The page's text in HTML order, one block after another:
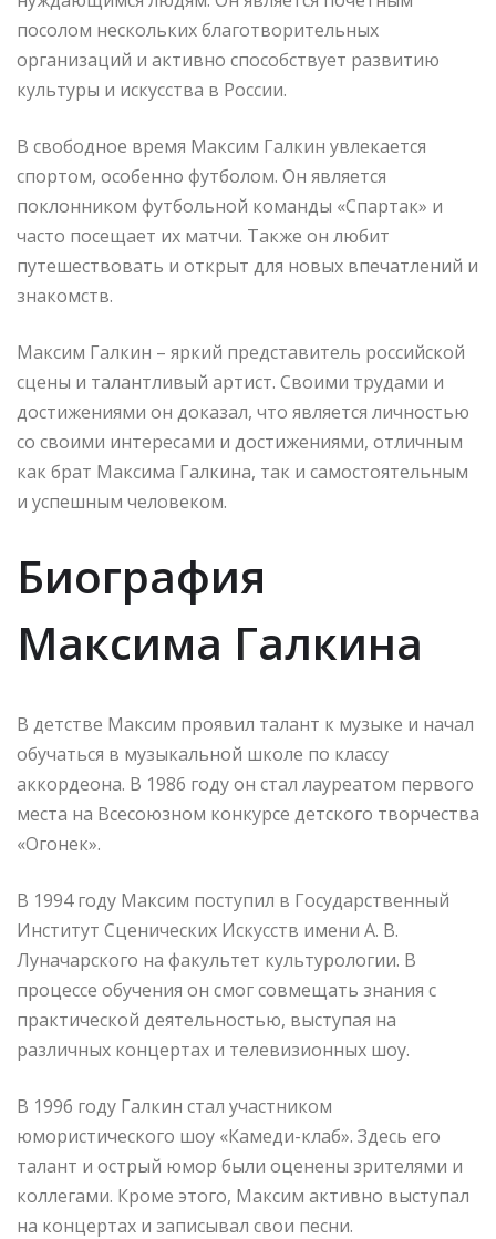
посолом нескольких благотворительных
организаций и активно способствует развитию
культуры и искусства в России.
В свободное время Максим Галкин увлекается
спортом, особенно футболом. Он является
поклонником футбольной команды «Спартак» и
часто посещает их матчи. Также он любит
путешествовать и открыт для новых впечатлений и
знакомств.
Максим Галкин – яркий представитель российской
сцены и талантливый артист. Своими трудами и
достижениями он доказал, что является личностью
со своими интересами и достижениями, отличным
как брат Максима Галкина, так и самостоятельным
и успешным человеком.
Биография
Максима Галкина
В детстве Максим проявил талант к музыке и начал
обучаться в музыкальной школе по классу
аккордеона. В 1986 году он стал лауреатом первого
места на Всесоюзном конкурсе детского творчества
«Огонек».
В 1994 году Максим поступил в Государственный
Институт Сценических Искусств имени А. В.
Луначарского на факультет культурологии. В
процессе обучения он смог совмещать знания с
практической деятельностью, выступая на
различных концертах и телевизионных шоу.
В 1996 году Галкин стал участником
юмористического шоу «Камеди-клаб». Здесь его
талант и острый юмор были оценены зрителями и
коллегами. Кроме этого, Максим активно выступал
на концертах и записывал свои песни.